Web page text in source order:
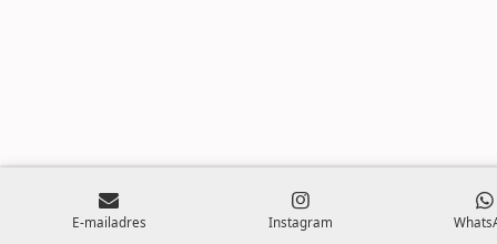
E-mailadres Instagram